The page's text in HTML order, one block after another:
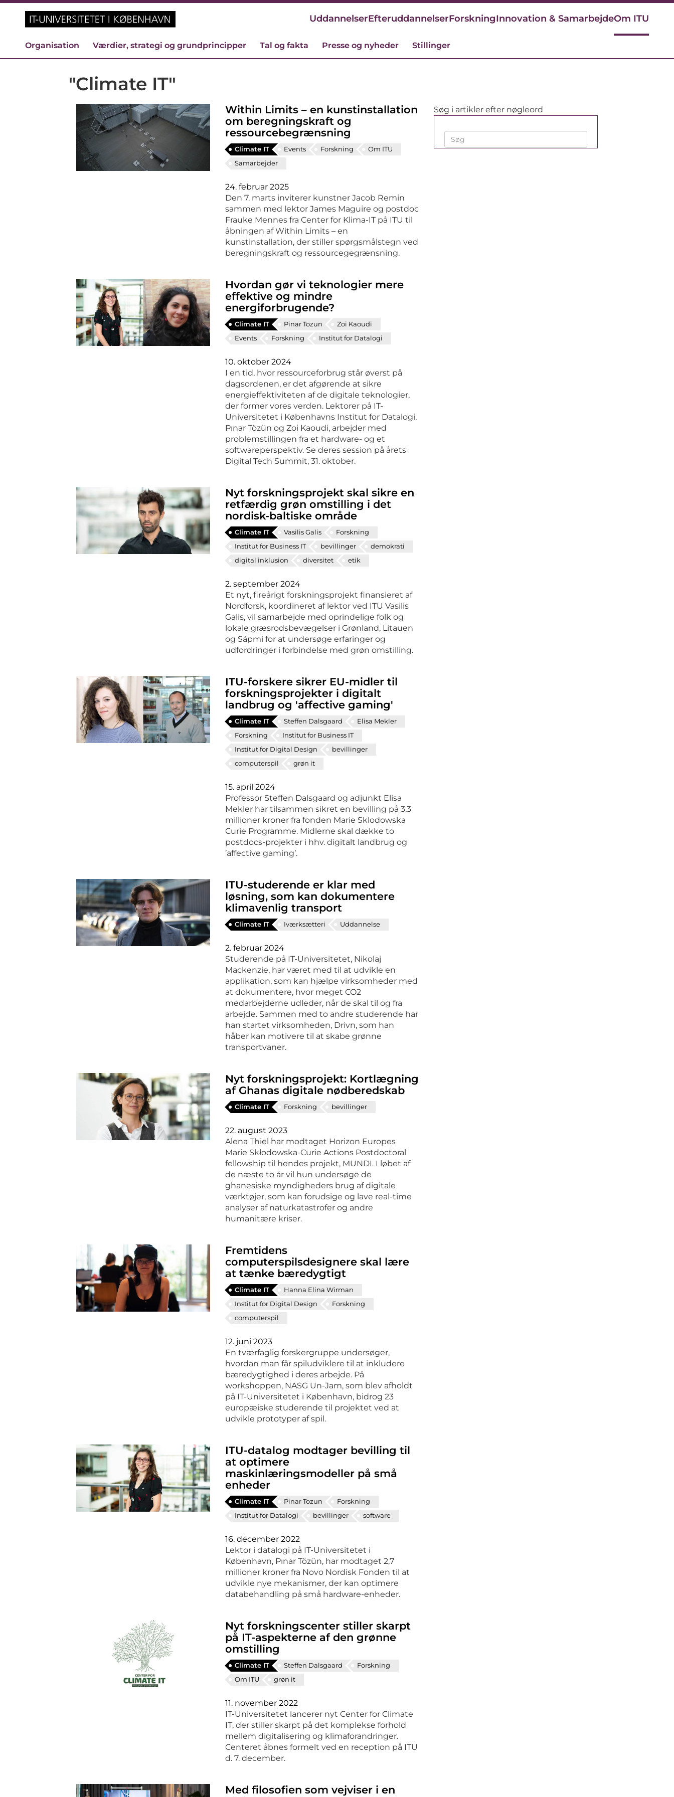
UddannelserEfteruddannelserForskningInnovation & SamarbejdeOm ITU
Organisation Værdier, strategi og grundprincipper Tal og fakta Presse og nyheder Stillinger
"Climate IT"
Within Limits – en kunstinstallation
om beregningskraft og
ressourcebegrænsning
Climate IT Events Forskning
Om ITU
Samarbejder
24. februar 2025
Den 7. marts inviterer kunstner Jacob Remin
sammen med lektor James Maguire og postdoc
Frauke Mennes fra Center for Klima-IT på ITU til
åbningen af Within Limits – en
kunstinstallation, der stiller spørgsmålstegn ved
beregningskraft og ressourcegegrænsning.
Hvordan gør vi teknologier mere
effektive og mindre
energiforbrugende?
Climate IT Pinar Tozun
Zoi Kaoudi
Events
Forskning Institut for Datalogi
10. oktober 2024
I en tid, hvor ressourceforbrug står øverst på
dagsordenen, er det afgørende at sikre
energieffektiviteten af de digitale teknologier,
der former vores verden. Lektorer på IT-
Universitetet i Københavns Institut for Datalogi,
Pınar Tözün og Zoi Kaoudi, arbejder med
problemstillingen fra et hardware- og et
softwareperspektiv. Se deres session på årets
Digital Tech Summit, 31. oktober.
Nyt forskningsprojekt skal sikre en
retfærdig grøn omstilling i det
nordisk-baltiske område
Climate IT Vasilis Galis
Forskning
Institut for Business IT
bevillinger
demokrati
digital inklusion
diversitet etik
2. september 2024
Et nyt, fireårigt forskningsprojekt finansieret af
Nordforsk, koordineret af lektor ved ITU Vasilis
Galis, vil samarbejde med oprindelige folk og
lokale græsrodsbevægelser i Grønland, Litauen
og Sápmi for at undersøge erfaringer og
udfordringer i forbindelse med grøn omstilling.
ITU-forskere sikrer EU-midler til
forskningsprojekter i digitalt
landbrug og 'affective gaming'
Climate IT Steffen Dalsgaard
Elisa Mekler
Forskning
Institut for Business IT
Institut for Digital Design
bevillinger
computerspil
grøn it
15. april 2024
Professor Steffen Dalsgaard og adjunkt Elisa
Mekler har tilsammen sikret en bevilling på 3,3
millioner kroner fra fonden Marie Sklodowska
Curie Programme. Midlerne skal dække to
postdocs-projekter i hhv. digitalt landbrug og
’affective gaming’.
ITU-studerende er klar med
løsning, som kan dokumentere
klimavenlig transport
Climate IT Iværksætteri Uddannelse
2. februar 2024
Studerende på IT-Universitetet, Nikolaj
Mackenzie, har været med til at udvikle en
applikation, som kan hjælpe virksomheder med
at dokumentere, hvor meget CO2
medarbejderne udleder, når de skal til og fra
arbejde. Sammen med to andre studerende har
han startet virksomheden, Drivn, som han
håber kan motivere til at skabe grønne
transportvaner.
Nyt forskningsprojekt: Kortlægning
af Ghanas digitale nødberedskab
Climate IT Forskning bevillinger
22. august 2023
Alena Thiel har modtaget Horizon Europes
Marie Skłodowska-Curie Actions Postdoctoral
fellowship til hendes projekt, MUNDI. I løbet af
de næste to år vil hun undersøge de
ghanesiske myndigheders brug af digitale
værktøjer, som kan forudsige og lave real-time
analyser af naturkatastrofer og andre
humanitære kriser.
Fremtidens
computerspilsdesignere skal lære
at tænke bæredygtigt
Climate IT
Hanna Elina Wirman
Institut for Digital Design
Forskning
computerspil
12. juni 2023
En tværfaglig forskergruppe undersøger,
hvordan man får spiludviklere til at inkludere
bæredygtighed i deres arbejde. På
workshoppen, NASG Un-Jam, som blev afholdt
på IT-Universitetet i København, bidrog 23
europæiske studerende til projektet ved at
udvikle prototyper af spil.
ITU-datalog modtager bevilling til
at optimere
maskinlæringsmodeller på små
enheder
Climate IT Pinar Tozun
Forskning
Institut for Datalogi
bevillinger software
16. december 2022
Lektor i datalogi på IT-Universitetet i
København, Pınar Tözün, har modtaget 2,7
millioner kroner fra Novo Nordisk Fonden til at
udvikle nye mekanismer, der kan optimere
databehandling på små hardware-enheder.
Nyt forskningscenter stiller skarpt
på IT-aspekterne af den grønne
omstilling
Climate IT Steffen Dalsgaard
Forskning
Om ITU
grøn it
11. november 2022
IT-Universitetet lancerer nyt Center for Climate
IT, der stiller skarpt på det komplekse forhold
mellem digitalisering og klimaforandringer.
Centeret åbnes formelt ved en reception på ITU
d. 7. december.
Med filosofien som vejviser i en
Søg i artikler efter nøgleord